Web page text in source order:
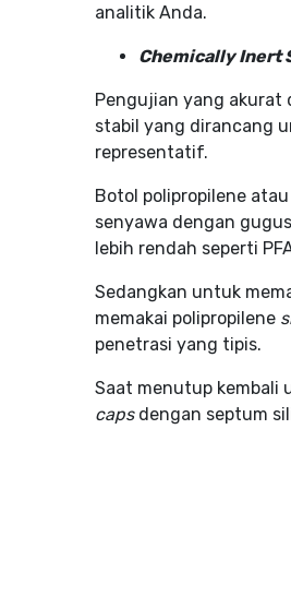
analitik Anda.
Chemically Inert
Pengujian yang akurat
stabil yang dirancang
representatif.
Botol polipropilene
senyawa dengan
lebih rendah seperti
Sedangkan untuk
memakai polipropilene
penetrasi yang tipis.
Saat menutup kembali
capsdengan septum